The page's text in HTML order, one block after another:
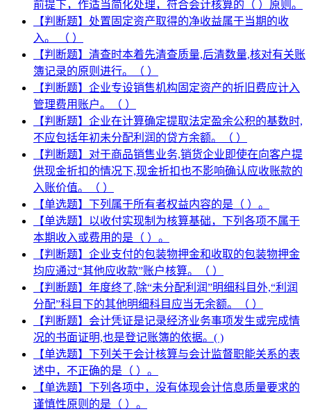
前提下，作适当简化处理，符合会计核算的（ ）原则。
【判断题】处置固定资产取得的净收益属于当期的收
入。 （ ）
【判断题】清查时本着先清查质量,后清数量,核对有关账
簿记录的原则进行。（ ）
【判断题】企业专设销售机构固定资产的折旧费应计入
管理费用账户。（ ）
【判断题】企业在计算确定提取法定盈余公积的基数时,
不应包括年初未分配利润的贷方余额。（ ）
【判断题】对于商品销售业务,销货企业即使在向客户提
供现金折扣的情况下,现金折扣也不影响确认应收账款的
入账价值。（ ）
【单选题】下列属于所有者权益内容的是（ ）。
【单选题】以收付实现制为核算基础，下列各项不属于
本期收入或费用的是（ ）。
【判断题】企业支付的包装物押金和收取的包装物押金
均应通过“其他应收款”账户核算。（ ）
【判断题】年度终了,除“未分配利润”明细科目外,“利润
分配”科目下的其他明细科目应当无余额。（ ）
【判断题】会计凭证是记录经济业务事项发生或完成情
况的书面证明,也是登记账簿的依据。( )
【单选题】下列关于会计核算与会计监督职能关系的表
述中，不正确的是（ ）。
【单选题】下列各项中，没有体现会计信息质量要求的
谨慎性原则的是（ ）。